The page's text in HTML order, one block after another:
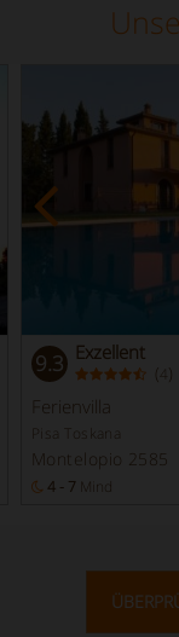
9.3 Exzellent
( 4 )
Ferienvilla
Pisa Toskana
Montelopio 2585
4 - 7 Mind